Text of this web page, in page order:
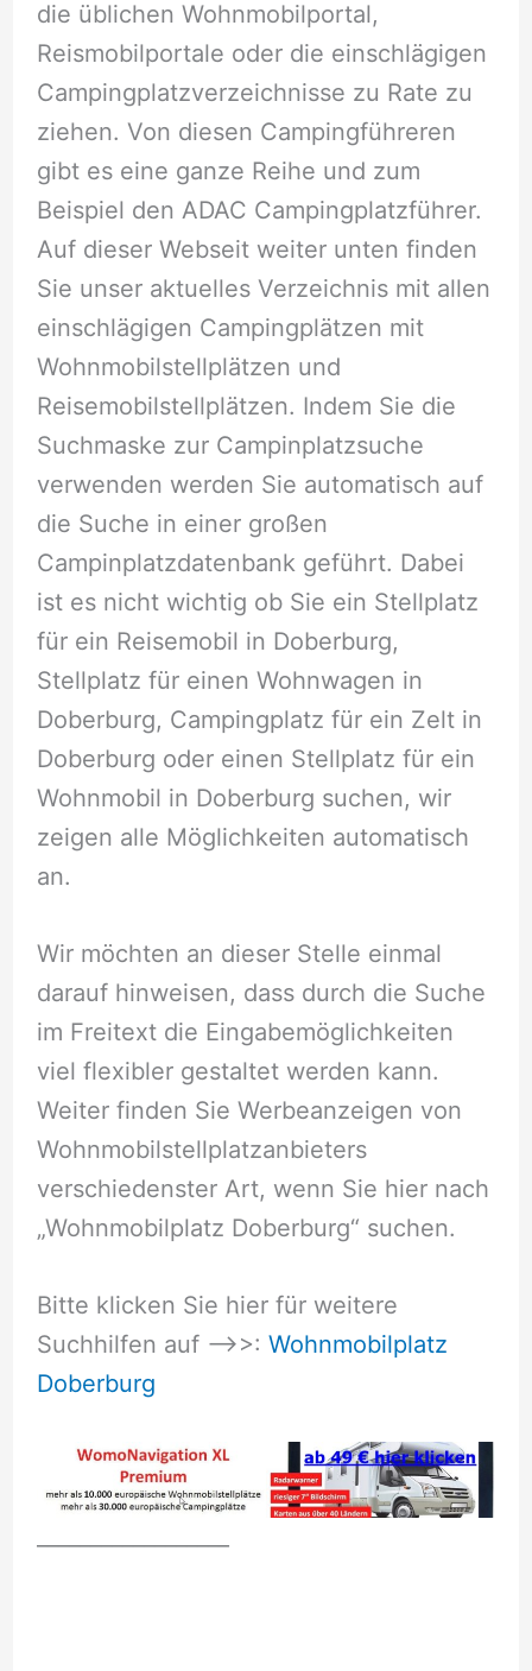
die üblichen Wohnmobilportal,
Reismobilportale oder die einschlägigen
Campingplatzverzeichnisse zu Rate zu
ziehen. Von diesen Campingführeren
gibt es eine ganze Reihe und zum
Beispiel den ADAC Campingplatzführer.
Auf dieser Webseit weiter unten finden
Sie unser aktuelles Verzeichnis mit allen
einschlägigen Campingplätzen mit
Wohnmobilstellplätzen und
Reisemobilstellplätzen. Indem Sie die
Suchmaske zur Campinplatzsuche
verwenden werden Sie automatisch auf
die Suche in einer großen
Campinplatzdatenbank geführt. Dabei
ist es nicht wichtig ob Sie ein Stellplatz
für ein Reisemobil in Doberburg,
Stellplatz für einen Wohnwagen in
Doberburg, Campingplatz für ein Zelt in
Doberburg oder einen Stellplatz für ein
Wohnmobil in Doberburg suchen, wir
zeigen alle Möglichkeiten automatisch
an.
Wir möchten an dieser Stelle einmal
darauf hinweisen, dass durch die Suche
im Freitext die Eingabemöglichkeiten
viel flexibler gestaltet werden kann.
Weiter finden Sie Werbeanzeigen von
Wohnmobilstellplatzanbieters
verschiedenster Art, wenn Sie hier nach
„Wohnmobilplatz Doberburg“ suchen.
Bitte klicken Sie hier für weitere
Suchhilfen auf –>>: Wohnmobilplatz
Doberburg